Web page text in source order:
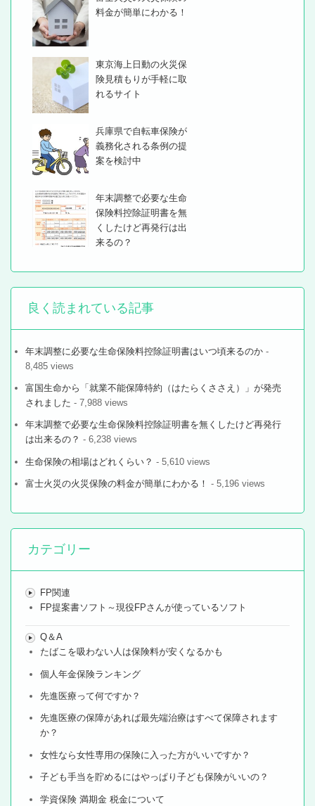
料金が簡単にわかる！
東京海上日動の火災保
険見積もりが手軽に取
れるサイト
兵庫県で自転車保険が
義務化される条例の提
案を検討中
年末調整で必要な生命
保険料控除証明書を無
くしたけど再発行は出
来るの？
良く読まれている記事
年末調整に必要な生命保険料控除証明書はいつ頃来るのか -
8,485 views
富国生命から「就業不能保障特約（はたらくささえ）」が発売
されました - 7,988 views
年末調整で必要な生命保険料控除証明書を無くしたけど再発行
は出来るの？ - 6,238 views
生命保険の相場はどれくらい？ - 5,610 views
富士火災の火災保険の料金が簡単にわかる！ - 5,196 views
カテゴリー
FP関連
FP提案書ソフト～現役FPさんが使っているソフト
Q＆A
たばこを吸わない人は保険料が安くなるかも
個人年金保険ランキング
先進医療って何ですか？
先進医療の保障があれば最先端治療はすべて保障されます
か？
女性なら女性専用の保険に入った方がいいですか？
子ども手当を貯めるにはやっぱり子ども保険がいいの？
学資保険 満期金 税金について